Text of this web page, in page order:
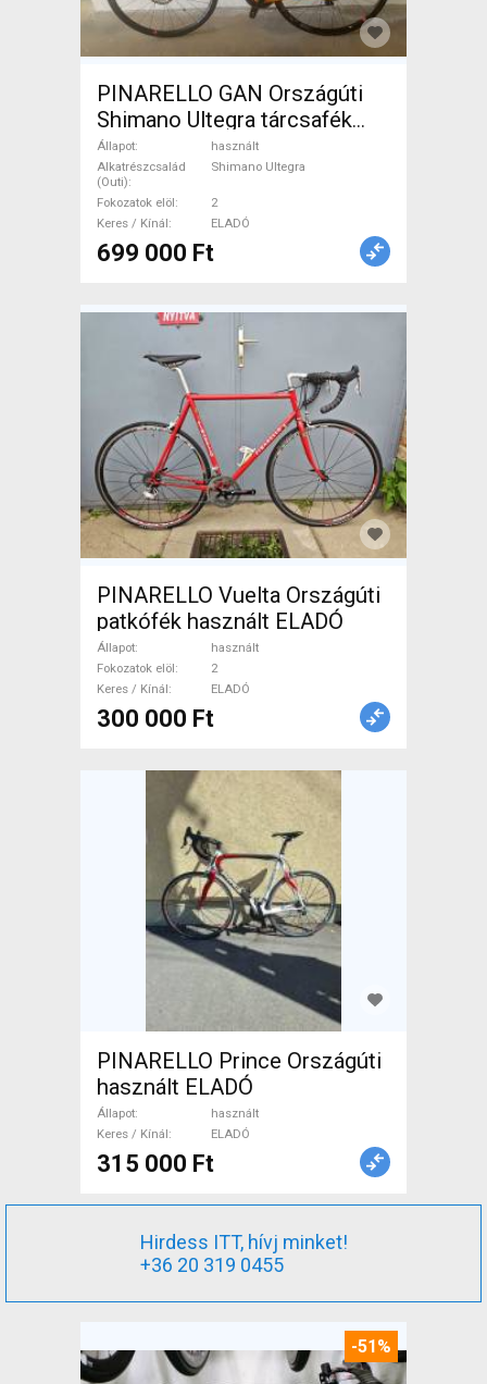
PINARELLO GAN Országúti
Shimano Ultegra tárcsafék
használt ELADÓ
Állapot
használt
Alkatrészcsalád
(Outi)
Shimano Ultegra
Fokozatok elöl
2
Keres / Kínál
ELADÓ
699 000 Ft
PINARELLO Vuelta Országúti
patkófék használt ELADÓ
Állapot
használt
Fokozatok elöl
2
Keres / Kínál
ELADÓ
300 000 Ft
PINARELLO Prince Országúti
használt ELADÓ
Állapot
használt
Keres / Kínál
ELADÓ
315 000 Ft
Hirdess ITT, hívj minket!
+36 20 319 0455
-51%